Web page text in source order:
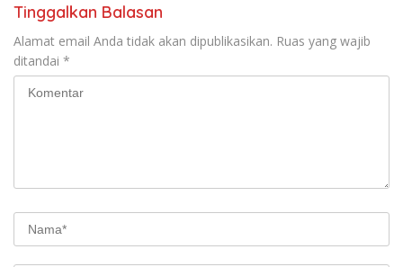
Tinggalkan Balasan
Alamat email Anda tidak akan dipublikasikan. Ruas yang wajib
ditandai *